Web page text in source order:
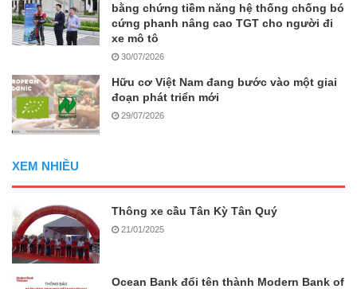
bằng chứng tiềm năng hệ thống chống bó
cứng phanh nâng cao TGT cho người đi
xe mô tô
30/07/2026
Hữu cơ Việt Nam đang bước vào một giai
đoạn phát triển mới
29/07/2026
XEM NHIỀU
Thông xe cầu Tân Kỳ Tân Quý
21/01/2025
Ocean Bank đổi tên thành Modern Bank of